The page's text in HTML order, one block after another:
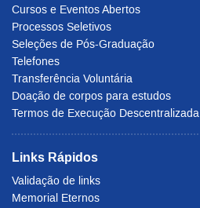
Cursos e Eventos Abertos
Processos Seletivos
Seleções de Pós-Graduação
Telefones
Transferência Voluntária
Doação de corpos para estudos
Termos de Execução Descentralizada
Links Rápidos
Validação de links
Memorial Eternos